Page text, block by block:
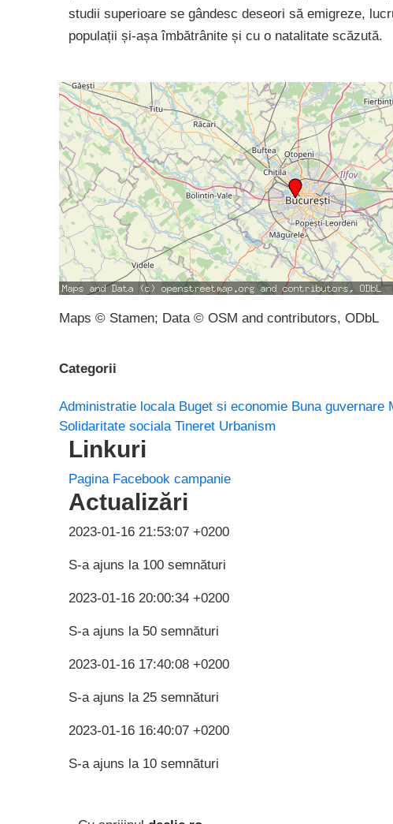
studii superioare se gândesc deseori să emigreze,
populații și-așa îmbătrânite și cu o natalitate scăzută.
Maps © Stamen; Data © OSM and contributors, ODbL
Categorii
Administratie locala Buget si economie Buna guvernare
Solidaritate sociala Tineret Urbanism
Linkuri
Pagina Facebook campanie
Actualizări
2023-01-16 21:53:07 +0200
S-a ajuns la 100 semnături
2023-01-16 20:00:34 +0200
S-a ajuns la 50 semnături
2023-01-16 17:40:08 +0200
S-a ajuns la 25 semnături
2023-01-16 16:40:07 +0200
S-a ajuns la 10 semnături